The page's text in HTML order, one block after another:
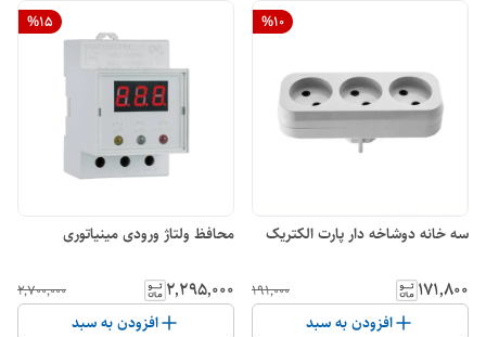
%10
سه خانه دوشاخه دار پارت الکتریک
۱۷۱٬۸۰۰ ۱۹۱٬۰۰۰
افزودن به سبد
%15
محافظ ولتاژ ورودی مینیاتوری
۲٬۲۹۵٬۰۰۰ ۲٬۷۰۰٬۰۰۰
افزودن به سبد